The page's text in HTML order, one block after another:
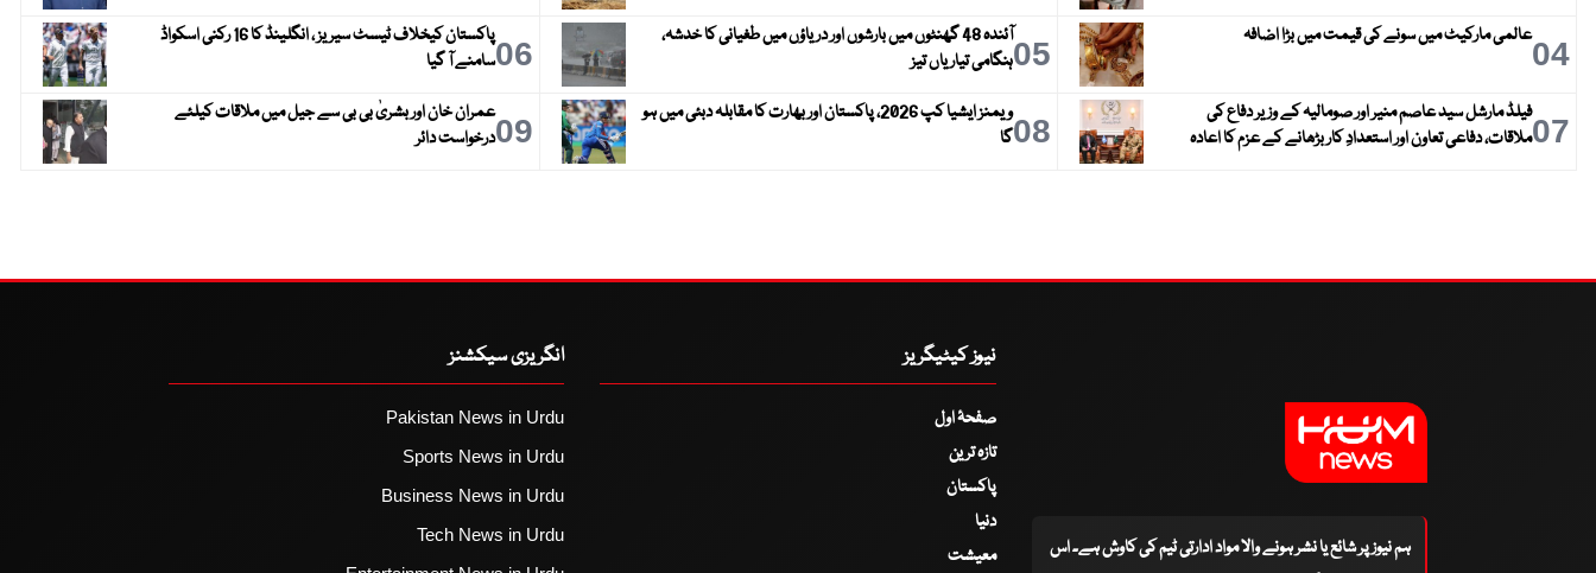
04عالمی مارکیٹ میں سونے کی قیمت میں بڑا اضافہ 05
آئندہ 48 گھنٹوں میں بارشوں اور دریاؤں میں طغیانی کا خدشہ،
ہنگامی تیاریاں تیز
06
پاکستان کیخلاف ٹیسٹ سیریز ، انگلینڈ کا 16 رکنی اسکواڈ
سامنے آ گیا
07فیلڈ مارشل سید عاصم منیر اور صومالیہ کے وزیر دفاع کی
ملاقات، دفاعی تعاون اور استعدادِ کار بڑھانے کے عزم کا اعادہ
08
ویمنز ایشیا کپ 2026، پاکستان اور بھارت کا مقابلہ دبئی میں ہو
گا
09عمران خان اور بشریٰ بی بی سے جیل میں ملاقات کیلئے
درخواست دائر
ہم نیوز پر شائع یا نشر ہونے والا مواد ادارتی ٹیم کی کاوش ہے۔ اس
نیوز کیٹیگریز
صفحۂ اول
تازہ ترین
پاکستان
دنیا
معیشت
انگریزی سیکشنز
Pakistan News in Urdu
Sports News in Urdu
Business News in Urdu
Tech News in Urdu